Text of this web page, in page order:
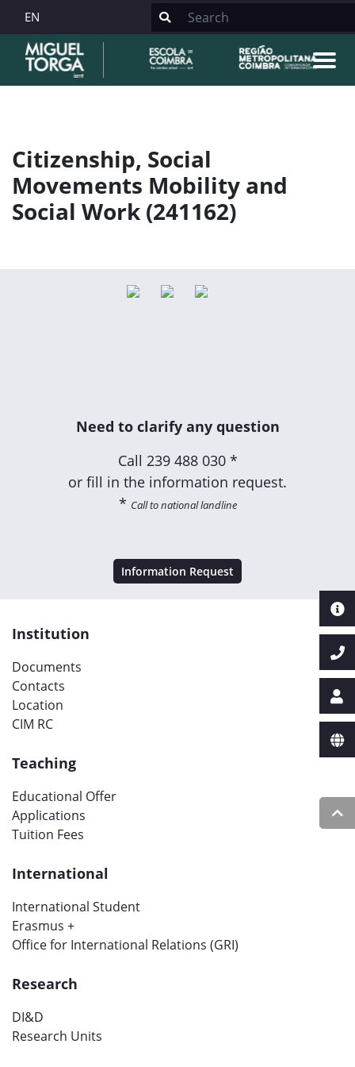
EN
Citizenship, Social
Movements Mobility and
Social Work (241162)
Need to clarify any question
Call 239 488 030 *
or fill in the information request.
* Call to national landline
Information Request
Institution
Documents
Contacts
Location
CIM RC
Teaching
Educational Offer
Applications
Tuition Fees
International
International Student
Erasmus +
Office for International Relations (GRI)
Research
DI&D
Research Units